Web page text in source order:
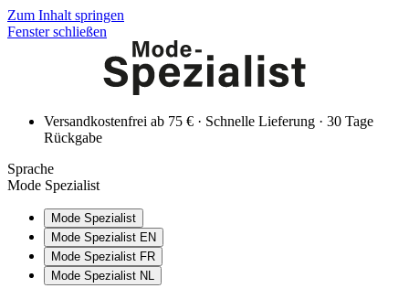
Zum Inhalt springen
Fenster schließen
Versandkostenfrei ab 75 € · Schnelle Lieferung · 30 Tage
Rückgabe
Sprache
Mode Spezialist
Mode Spezialist
Mode Spezialist EN
Mode Spezialist FR
Mode Spezialist NL